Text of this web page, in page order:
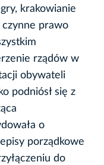
krakowianie
czynne prawo
rządów w
obywateli
podniósł się z
o
porządkowe
do